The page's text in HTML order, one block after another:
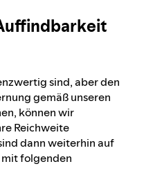
sind, aber den
gemäß unseren
können wir
Reichweite
dann weiterhin auf
folgenden